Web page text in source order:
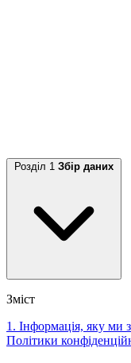
Розділ 1 Збір даних
Зміст
1. Інформація, яку ми
Політики